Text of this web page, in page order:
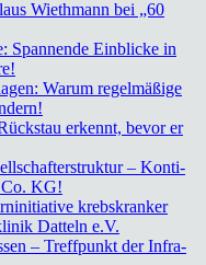
Wieth­mann bei „60
Span­nen­de Ein­bli­cke in
War­um regel­mä­ßi­ge
erkennt, bevor er
– Kon­ti­
KG!
krebs­kran­ker
Dat­teln e.V.
– Treff­punkt der Infra­